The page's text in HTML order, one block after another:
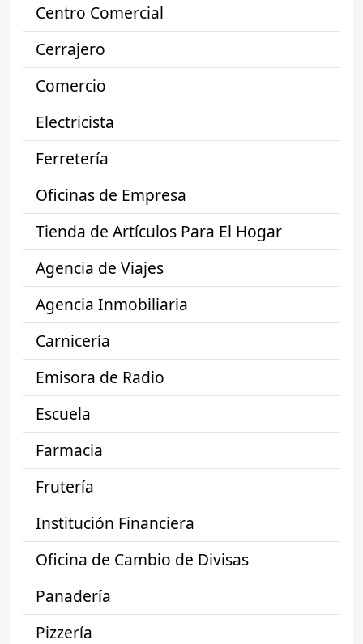
Centro Comercial
Cerrajero
Comercio
Electricista
Ferretería
Oficinas de Empresa
Tienda de Artículos Para El Hogar
Agencia de Viajes
Agencia Inmobiliaria
Carnicería
Emisora de Radio
Escuela
Farmacia
Frutería
Institución Financiera
Oficina de Cambio de Divisas
Panadería
Pizzería